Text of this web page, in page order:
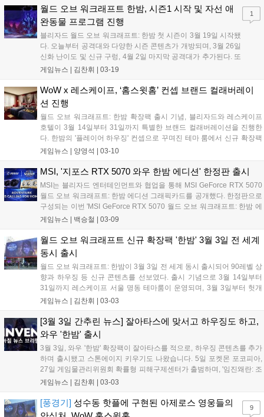
월드 오브 워크래프트 한밤, 시즌1 시작 및 자선 애
완동물 프로그램 진행
블리자드 월드 오브 워크래프트: 한밤 첫 시즌이 3월 19일 시작됐
다. 오늘부터 공격대와 다양한 시즌 콘텐츠가 개방되며, 3월 26일
신화 난이도 및 신규 구렁, 4월 2일 마지막 공격대가 추가된다. 또
한, 3월 19일부터 해비타트 포 휴머니티를 지원하는 자선 애완동
게임뉴스 | 김찬휘 03-19
1
WoW x 레스케이프, ‘홈스윗홈’ 컨셉 브랜드 컬래버레이
션 진행
월드 오브 워크래프트: 한밤 확장팩 출시 기념, 블리자드와 레스케이프
호텔이 3월 14일부터 31일까지 특별한 브랜드 컬래버레이션을 진행한
다. 한밤의 '플레이어 하우징' 컨셉으로 꾸며진 테마 룸에서 신규 확장팩
체험 및 한정 굿즈를 제공한다....
게임뉴스 | 양영석 03-10
MSI, '지포스 RTX 5070 와우 한밤 에디션' 한정판 출시
MSI는 블리자드 엔터테인먼트와 협업을 통해 MSI GeForce RTX 5070
월드 오브 워크래프트: 한밤 에디션 그래픽카드를 공개했다. 한정판으로
구성되는 이번 'MSI GeForce RTX 5070 월드 오브 워크래프트: 한밤 에
디션(이하 MSI RTX 5070 한밤 에디션)'은 VOID 에디션과 LIGHT 에디
5070 그래픽 성능과 팬심을 자극하는 디자인으로 구현했다....
게임뉴스 | 백승철 03-09
월드 오브 워크래프트 신규 확장팩 '한밤' 3월 3일 전 세계
동시 출시
월드 오브 워크래프트: 한밤이 3월 3일 전 세계 동시 출시되어 90레벨 상
향과 하우징 등 신규 콘텐츠를 선보였다. 출시 기념으로 3월 14일부터
31일까지 레스케이프 서울 명동 테마룸이 운영되며, 3월 3일부터 헛개
수 구매 시 특별 탈것을, 3월 25일까지 치지직 시청 시 하우징 장식 아이
게임뉴스 | 김찬휘 03-03
[3월 3일 간추린 뉴스] 잘아타스에 맞서고 하우징도 하고,
와우 '한밤' 출시
3월 3일, 와우 '한밤' 확장팩이 잘아타스를 적으로, 하우징 콘텐츠를 추가
하며 출시됐고 스톤에이지 키우기도 나왔습니다. 5일 포켓몬 포코피아,
27일 게임물관리위원회 확률형 피해구제센터가 출범하며, '임진왜란: 조
선의 반격' 정식 명칭이 확정됐습니다. 펄어비스는 붉은사막 이후 리스크
게임뉴스 | 김찬휘 03-03
[풍경기] 성수동 핫플에 구현된 아제로스 영웅들의
9